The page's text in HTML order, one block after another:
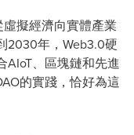
擬經濟向實體產業
2030年，Web3.0硬
AIoT、區塊鏈和先進
的實踐，恰好為這